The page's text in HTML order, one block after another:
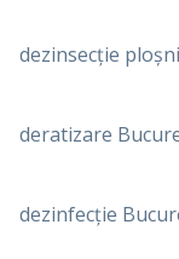
dezinsecție
deratizare
dezinfecție